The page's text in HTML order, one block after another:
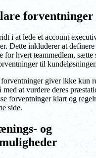
forventninger
i at lede et account
Dette inkluderer at
for hvert teammedlem, sætte
til kundeløsninger.
giver ikke kun
med at vurdere deres
forventninger klart og
side.
og